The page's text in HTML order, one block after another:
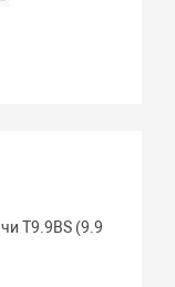
T9.9BS (9.9